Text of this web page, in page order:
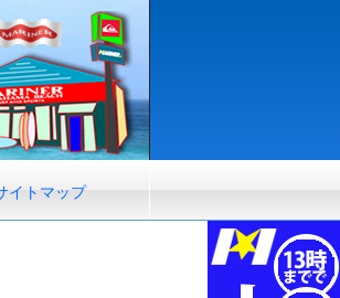
イトマップ